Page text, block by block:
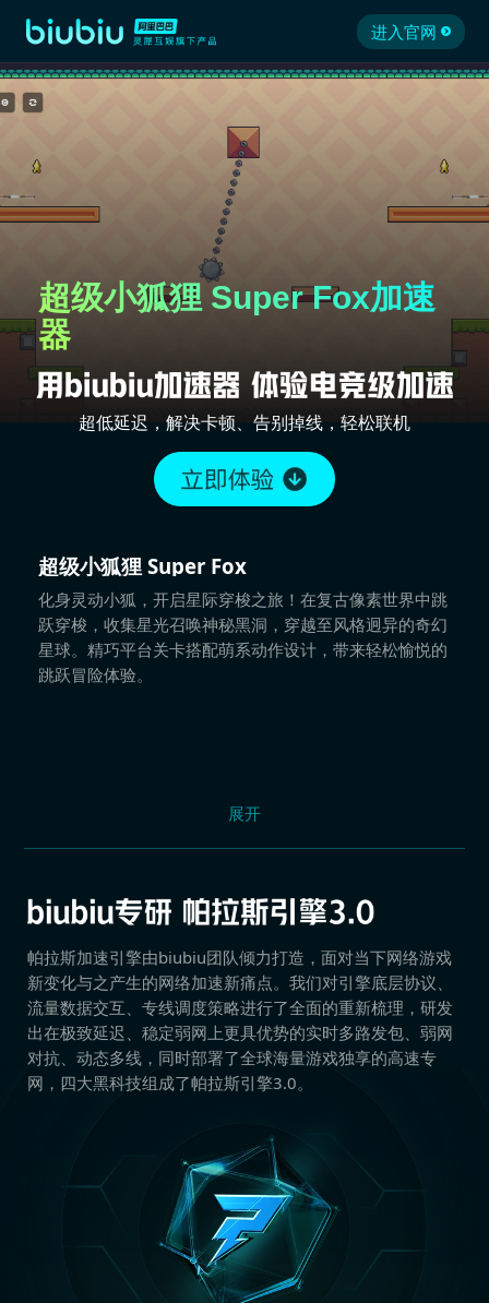
进入官网
超级小狐狸 Super Fox加速
器
超低延迟，解决卡顿、告别掉线，轻松联机
超级小狐狸 Super Fox
化身灵动小狐，开启星际穿梭之旅！在复古像素世界中跳
跃穿梭，收集星光召唤神秘黑洞，穿越至风格迥异的奇幻
星球。精巧平台关卡搭配萌系动作设计，带来轻松愉悦的
跳跃冒险体验。
展开
帕拉斯加速引擎由biubiu团队倾力打造，面对当下网络游戏
新变化与之产生的网络加速新痛点。我们对引擎底层协议、
流量数据交互、专线调度策略进行了全面的重新梳理，研发
出在极致延迟、稳定弱网上更具优势的实时多路发包、弱网
对抗、动态多线，同时部署了全球海量游戏独享的高速专
网，四大黑科技组成了帕拉斯引擎3.0。